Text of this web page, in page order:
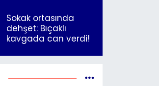
İzmir"
Sokak ortasında
dehşet: Bıçaklı
kavgada can verdi!